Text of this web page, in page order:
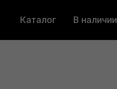
Каталог В наличии